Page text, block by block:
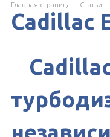
Главная страница Cтатьи
Cadillac